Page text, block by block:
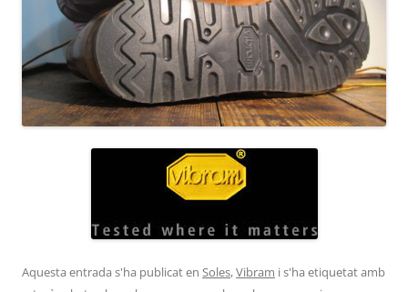
Aquesta entrada s'ha publicat en Soles,Vibram i s'ha etiquetat amb